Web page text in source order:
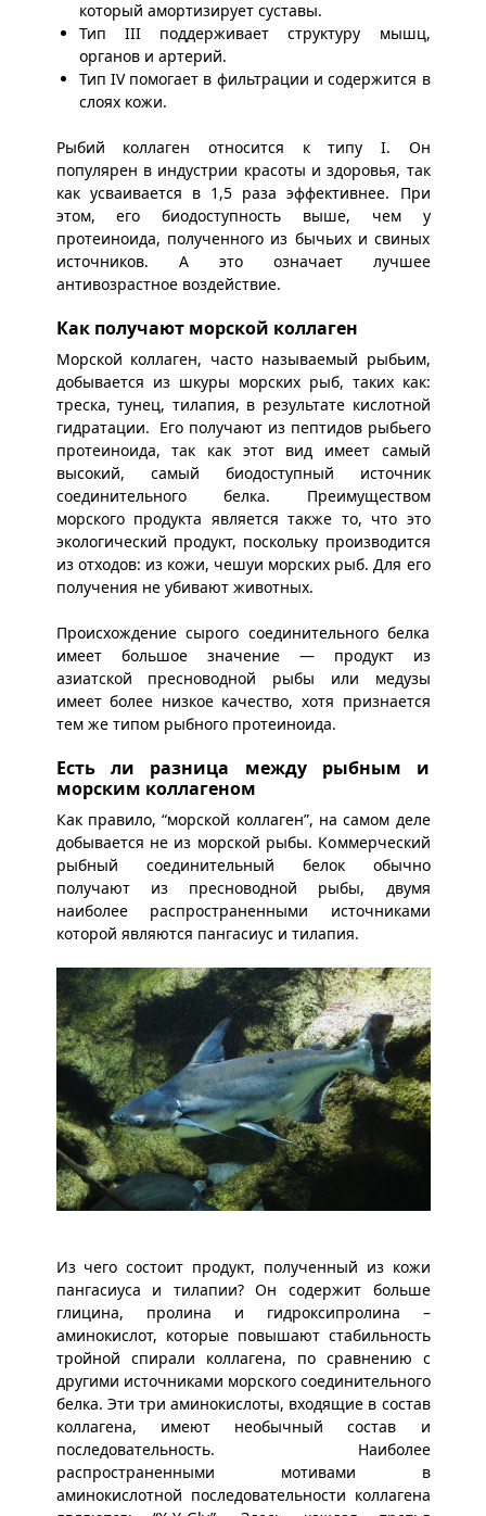
который амортизирует суставы.
Тип III поддерживает структуру мышц,
органов и артерий.
Тип IV помогает в фильтрации и содержится в
слоях кожи.
Рыбий коллаген относится к типу I. Он
популярен в индустрии красоты и здоровья, так
как усваивается в 1,5 раза эффективнее. При
этом, его биодоступность выше, чем у
протеиноида, полученного из бычьих и свиных
источников. А это означает лучшее
антивозрастное воздействие.
Как получают морской коллаген
Морской коллаген, часто называемый рыбьим,
добывается из шкуры морских рыб, таких как:
треска, тунец, тилапия, в результате кислотной
гидратации. Его получают из пептидов рыбьего
протеиноида, так как этот вид имеет самый
высокий, самый биодоступный источник
соединительного белка. Преимуществом
морского продукта является также то, что это
экологический продукт, поскольку производится
из отходов: из кожи, чешуи морских рыб. Для его
получения не убивают животных.
Происхождение сырого соединительного белка
имеет большое значение — продукт из
азиатской пресноводной рыбы или медузы
имеет более низкое качество, хотя признается
тем же типом рыбного протеиноида.
Есть ли разница между рыбным и
морским коллагеном
Как правило, “морской коллаген”, на самом деле
добывается не из морской рыбы. Коммерческий
рыбный соединительный белок обычно
получают из пресноводной рыбы, двумя
наиболее распространенными источниками
которой являются пангасиус и тилапия.
Из чего состоит продукт, полученный из кожи
пангасиуса и тилапии? Он содержит больше
глицина, пролина и гидроксипролина –
аминокислот, которые повышают стабильность
тройной спирали коллагена, по сравнению с
другими источниками морского соединительного
белка. Эти три аминокислоты, входящие в состав
коллагена, имеют необычный состав и
последовательность. Наиболее
распространенными мотивами в
аминокислотной последовательности коллагена